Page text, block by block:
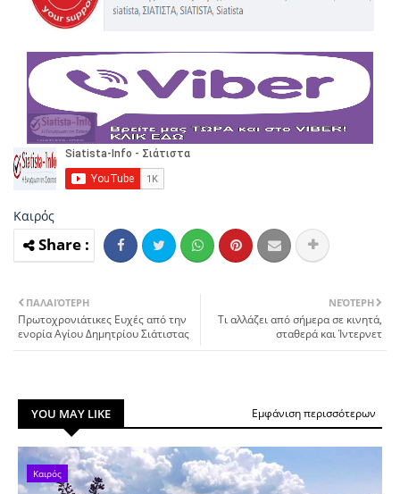
Καιρός
ΝΕΌΤΕΡΗ
Τι αλλάζει από σήμερα σε κινητά,
σταθερά και Ίντερνετ
ΠΑΛΑΙΌΤΕΡΗ
Πρωτοχρονιάτικες Ευχές από την
ενορία Αγίου Δημητρίου Σιάτιστας
YOU MAY LIKE Εμφάνιση περισσότερων
Καιρός